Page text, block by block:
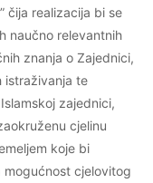
čija realizacija bi se
naučno relevantnih
znanja o Zajednici,
istraživanja te
zajednici,
cjelinu
koje bi
cjelovitog